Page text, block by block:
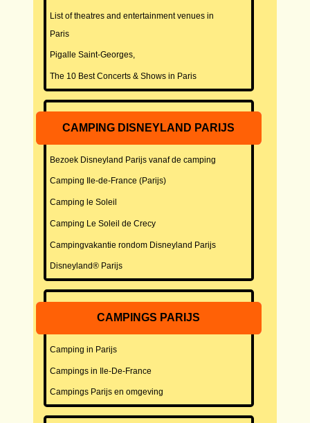
List of theatres and entertainment venues in
Paris
Pigalle Saint-Georges,
The 10 Best Concerts & Shows in Paris
CAMPING DISNEYLAND PARIJS
Bezoek Disneyland Parijs vanaf de camping
Camping Ile-de-France (Parijs)
Camping le Soleil
Camping Le Soleil de Crecy
Campingvakantie rondom Disneyland Parijs
Disneyland® Parijs
CAMPINGS PARIJS
Camping in Parijs
Campings in Ile-De-France
Campings Parijs en omgeving